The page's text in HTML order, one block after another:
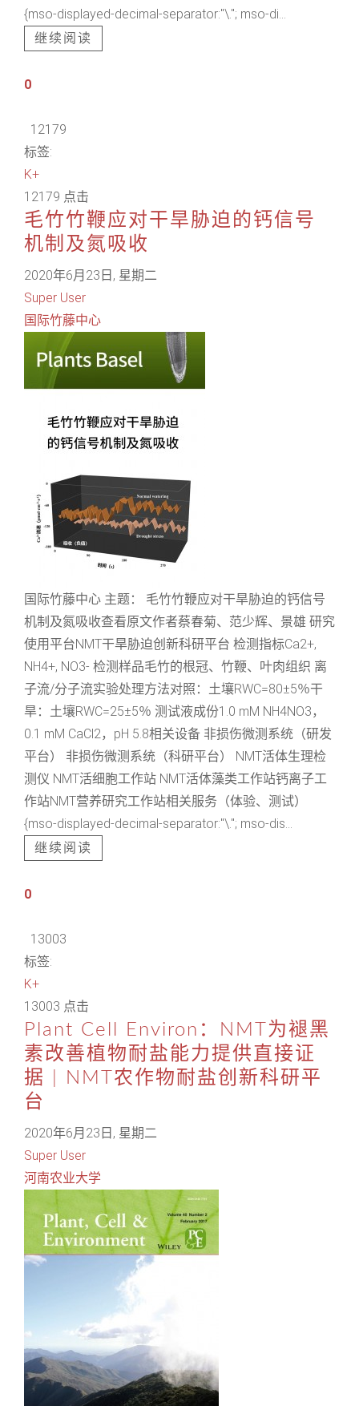
{mso-displayed-decimal-separator:"\."; mso-di...
继续阅读
0
12179
标签:
K+
12179 点击
毛竹竹鞭应对干旱胁迫的钙信号
机制及氮吸收
2020年6月23日, 星期二
Super User
国际竹藤中心
国际竹藤中心 主题： 毛竹竹鞭应对干旱胁迫的钙信号
机制及氮吸收查看原文作者蔡春菊、范少辉、景雄 研究
使用平台NMT干旱胁迫创新科研平台 检测指标Ca2+,
NH4+, NO3- 检测样品毛竹的根冠、竹鞭、叶肉组织 离
子流/分子流实验处理方法对照：土壤RWC=80±5％干
旱：土壤RWC=25±5％ 测试液成份1.0 mM NH4NO3，
0.1 mM CaCl2，pH 5.8相关设备 非损伤微测系统（研发
平台） 非损伤微测系统（科研平台） NMT活体生理检
测仪 NMT活细胞工作站 NMT活体藻类工作站钙离子工
作站NMT营养研究工作站相关服务（体验、测试）
{mso-displayed-decimal-separator:"\."; mso-dis...
继续阅读
0
13003
标签:
K+
13003 点击
Plant Cell Environ：NMT为褪黑
素改善植物耐盐能力提供直接证
据 | NMT农作物耐盐创新科研平
台
2020年6月23日, 星期二
Super User
河南农业大学